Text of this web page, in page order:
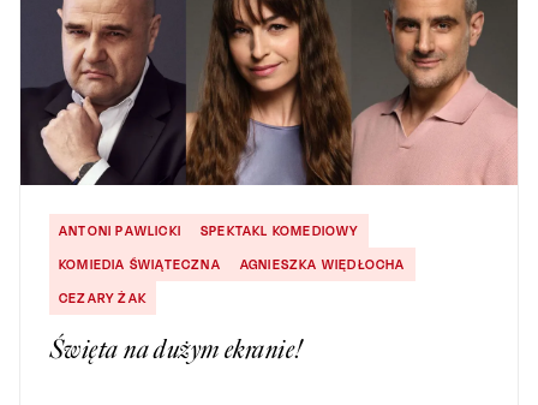
ANTONI PAWLICKI
SPEKTAKL KOMEDIOWY
KOMIEDIA ŚWIĄTECZNA
AGNIESZKA WIĘDŁOCHA
CEZARY ŻAK
Święta na dużym ekranie!